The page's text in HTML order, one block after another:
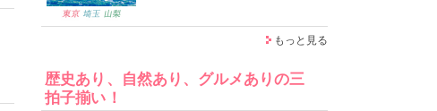
もっと見る
歴史あり、自然あり、グルメありの三
拍子揃い！